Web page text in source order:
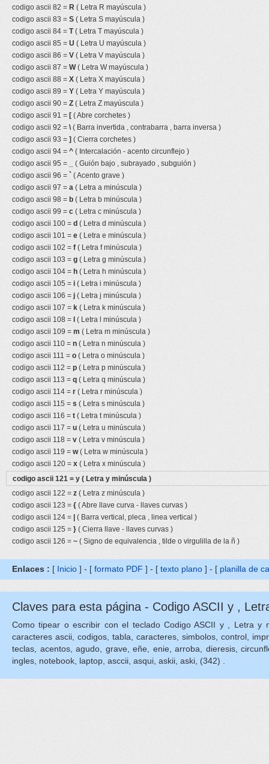
codigo ascii 82 = R ( Letra R mayúscula )
codigo ascii 83 = S ( Letra S mayúscula )
codigo ascii 84 = T( Letra T mayúscula )
codigo ascii 85 = U ( Letra U mayúscula )
codigo ascii 86 = V ( Letra V mayúscula )
codigo ascii 87 = W( Letra W mayúscula )
codigo ascii 88 = X ( Letra X mayúscula )
codigo ascii 89 = Y ( Letra Y mayúscula )
codigo ascii 90 = Z ( Letra Z mayúscula )
codigo ascii 91 = [ ( Abre corchetes )
codigo ascii 92 = \ ( Barra invertida , contrabarra , barra inversa )
codigo ascii 93 = ] ( Cierra corchetes )
codigo ascii 94 = ^ ( Intercalación - acento circunflejo )
codigo ascii 95 =
( Guión bajo , subrayado , subguión )
codigo ascii 96 = ` ( Acento grave )
codigo ascii 97 = a ( Letra a minúscula )
codigo ascii 98 = b ( Letra b minúscula )
codigo ascii 99 = c ( Letra c minúscula )
codigo ascii 100 = d ( Letra d minúscula )
codigo ascii 101 = e ( Letra e minúscula )
codigo ascii 102 = f ( Letra f minúscula )
codigo ascii 103 = g ( Letra g minúscula )
codigo ascii 104 = h ( Letra h minúscula )
codigo ascii 105 = i ( Letra i minúscula )
codigo ascii 106 = j ( Letra j minúscula )
codigo ascii 107 = k ( Letra k minúscula )
codigo ascii 108 =
( Letra l minúscula )
codigo ascii 109 = m ( Letra m minúscula )
codigo ascii 110 = n ( Letra n minúscula )
codigo ascii 111 = o ( Letra o minúscula )
codigo ascii 112 = p ( Letra p minúscula )
codigo ascii 113 = q ( Letra q minúscula )
codigo ascii 114 = r ( Letra r minúscula )
codigo ascii 115 = s ( Letra s minúscula )
codigo ascii 116 = t ( Letra t minúscula )
codigo ascii 117 = u ( Letra u minúscula )
codigo ascii 118 = v ( Letra v minúscula )
codigo ascii 119 = w( Letra w minúscula )
codigo ascii 120 = x ( Letra x minúscula )
codigo ascii 121 = y ( Letra y minúscula )
codigo ascii 122 = z ( Letra z minúscula )
codigo ascii 123 = { ( Abre llave curva - llaves curvas )
codigo ascii 124 =
( Barra vertical, pleca , linea vertical )
codigo ascii 125 = } ( Cierra llave - llaves curvas )
codigo ascii 126 = ~ ( Signo de equivalencia , tilde o virgulilla de la ñ )
Enlaces : [ Inicio ] - [ formato PDF ] - [ texto plano ] - [ planilla de
Claves para esta página - Codigo ASCII y ,
Como tipear o escribir con el teclado Codigo ASCII y , Letra y
caracteres ascii, codigos, tabla, caracteres, simbolos, control,
teclas, acentos, agudo, grave, eñe, enie, arroba, dieresis,
ingles, notebook, laptop, asccii, asqui, askii, aski, (342) .